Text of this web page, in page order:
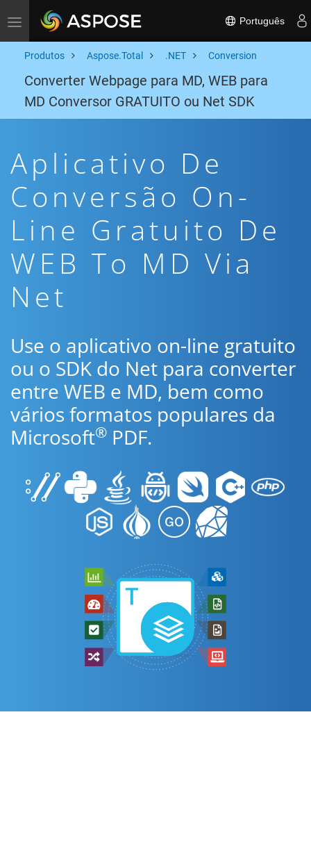
Toggle navigation Português
Produtos Aspose.Total .NET Conversion
Converter Webpage para MD, WEB para
MD Conversor GRATUITO ou Net SDK
Aplicativo De
Conversão On-
Line Gratuito De
WEB To MD Via
Net
Use o aplicativo on-line gratuito
ou o SDK do Net para converter
entre WEB e MD, bem como
vários formatos populares da
Microsoft® PDF.